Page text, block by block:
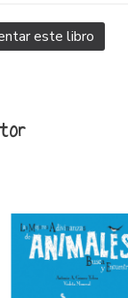
este libro